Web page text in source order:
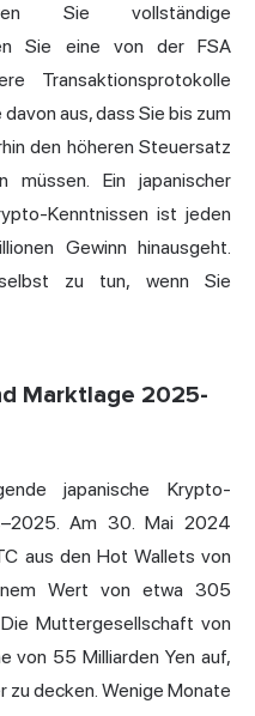
Sie vollständige
Sie eine von der FSA
Transaktionsprotokolle
aus, dass Sie bis zum
den höheren Steuersatz
müssen. Ein japanischer
Kenntnissen ist jeden
Gewinn hinausgeht.
zu tun, wenn Sie
Marktlage 2025-
japanische Krypto-
Am 30. Mai 2024
aus den Hot Wallets von
Wert von etwa 305
Muttergesellschaft von
von 55 Milliarden Yen auf,
zu decken. Wenige Monate